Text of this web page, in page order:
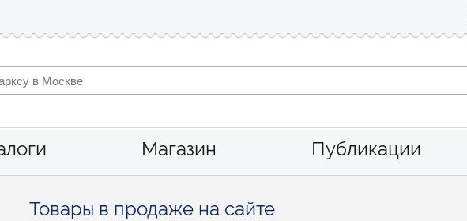
Магазин Публикации
Товары в продаже на сайте